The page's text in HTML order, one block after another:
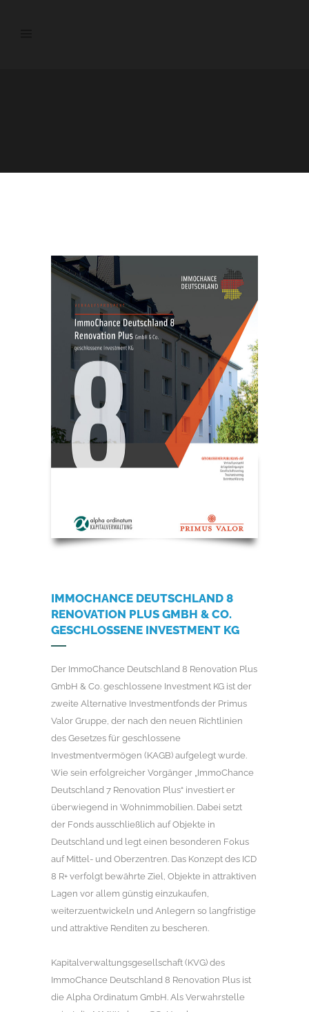
IMMOCHANCE DEUTSCHLAND 8
RENOVATION PLUS GMBH & CO.
GESCHLOSSENE INVESTMENT KG
Der ImmoChance Deutschland 8 Renovation Plus
GmbH & Co. geschlossene Investment KG ist der
zweite Alternative Investmentfonds der Primus
Valor Gruppe, der nach den neuen Richtlinien
des Gesetzes für geschlossene
Investmentvermögen (KAGB) aufgelegt wurde.
Wie sein erfolgreicher Vorgänger „ImmoChance
Deutschland 7 Renovation Plus“ investiert er
überwiegend in Wohnimmobilien. Dabei setzt
der Fonds ausschließlich auf Objekte in
Deutschland und legt einen besonderen Fokus
auf Mittel- und Oberzentren. Das Konzept des ICD
8 R+ verfolgt bewährte Ziel, Objekte in attraktiven
Lagen vor allem günstig einzukaufen,
weiterzuentwickeln und Anlegern so langfristige
und attraktive Renditen zu bescheren.
Kapitalverwaltungsgesellschaft (KVG) des
ImmoChance Deutschland 8 Renovation Plus ist
die Alpha Ordinatum GmbH. Als Verwahrstelle